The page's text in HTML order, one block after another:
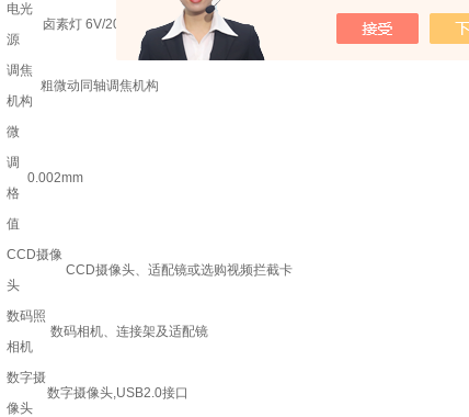
电光
源
卤素灯 6V/20W,亮度可调
调焦
机构
粗微动同轴调焦机构
微
调
格
值
0.002mm
CCD摄像
头
CCD摄像头、适配镜或选购视频拦截卡
数码照
相机
数码相机、连接架及适配镜
数字摄
像头
数字摄像头,USB2.0接口